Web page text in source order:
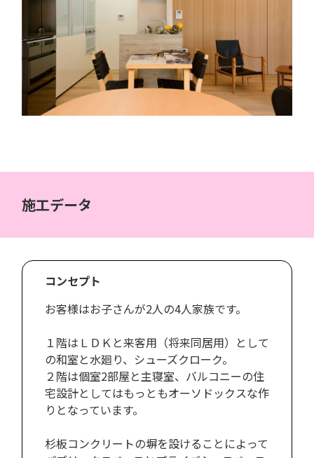
施工データ
コンセプト
お客様はお子さんが2人の4人家族です。
１階はＬＤＫと来客用（将来同居用）として
の和室と水廻り、シューズクローク。
２階は個室2部屋と主寝室、バルコニーの住
宅設計としてはもっともオーソドックスな作
りとなっています。
杉板コンクリートの塀を設けることによって